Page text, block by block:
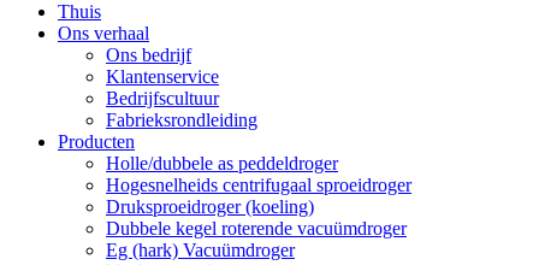
Thuis
Ons verhaal
Ons bedrijf
Klantenservice
Bedrijfscultuur
Fabrieksrondleiding
Producten
Holle/dubbele as peddeldroger
Hogesnelheids centrifugaal sproeidroger
Druksproeidroger (koeling)
Dubbele kegel roterende vacuümdroger
Eg (hark) Vacuümdroger